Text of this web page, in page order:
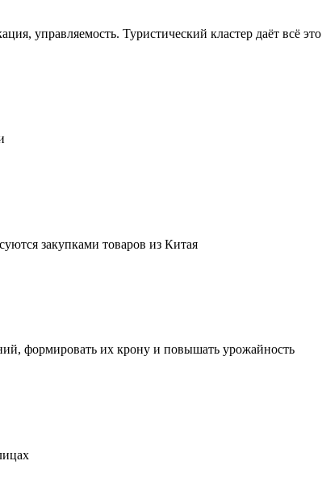
управляемость. Туристический кластер даёт всё это
закупками товаров из Китая
формировать их крону и повышать урожайность